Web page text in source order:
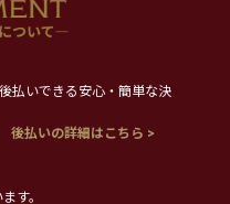
払いできる安心・簡単な決
後払いの詳細はこちら >
す。